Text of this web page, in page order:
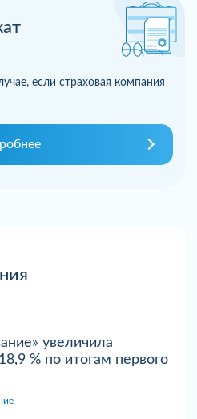
если страховая компания
увеличила
% по итогам первого